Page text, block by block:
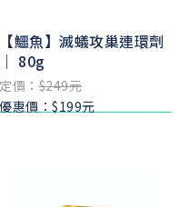
【鱷魚】滅蟻攻巢連環劑
｜ 80g
定價：$249元
優惠價：$199元